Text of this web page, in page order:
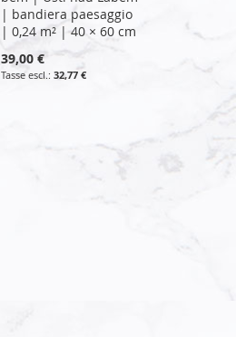
| bandiera paesaggio
| 0,24 m² | 40 × 60 cm
39,00 €
32,77 €